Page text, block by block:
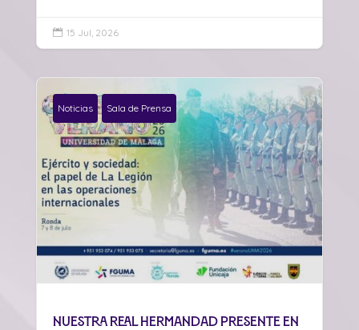
 15 Jul, 2026
Noticias Sala de Prensa
Nuestra Real Hermandad presente en